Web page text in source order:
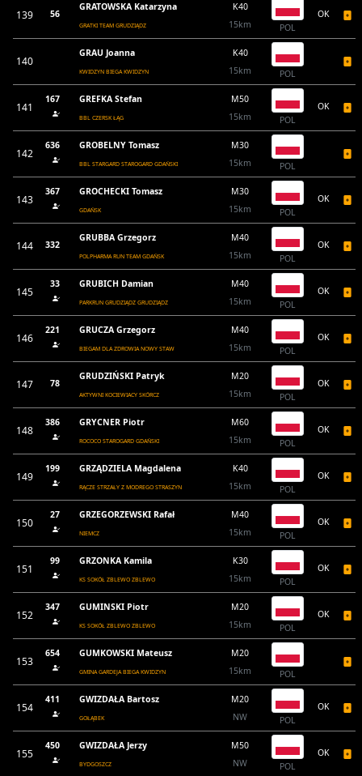
139 56
GRATOWSKA Katarzyna
GRATKI TEAM GRUDZIĄDZ
K40
15km
POL
OK
140
GRAU Joanna
KWIDZYN BIEGA KWIDZYN
K40
15km
POL
141
167 GREFKA Stefan
BBL CZERSK ŁĄG
M50
15km
POL
OK
142
636 GROBELNY Tomasz
BBL STARGARD STAROGARD GDAŃSKI
M30
15km
POL
143
367 GROCHECKI Tomasz
GDAŃSK
M30
15km
POL
OK
144 332
GRUBBA Grzegorz
POLPHARMA RUN TEAM GDAŃSK
M40
15km
POL
OK
145
33 GRUBICH Damian
PARKRUN GRUDZIĄDZ GRUDZIĄDZ
M40
15km
POL
OK
146
221 GRUCZA Grzegorz
BIEGAM DLA ZDROWIA NOWY STAW
M40
15km
POL
OK
147 78
GRUDZIŃSKI Patryk
AKTYWNI KOCIEWIACY SKÓRCZ
M20
15km
POL
OK
148
386 GRYCNER Piotr
ROCOCO STAROGARD GDAŃSKI
M60
15km
POL
OK
149
199 GRZĄDZIELA Magdalena
RĄCZE STRZAŁY Z MODREGO STRASZYN
K40
15km
POL
OK
150
27 GRZEGORZEWSKI Rafał
NIEMCZ
M40
15km
POL
OK
151
99 GRZONKA Kamila
KS SOKÓŁ ZBLEWO ZBLEWO
K30
15km
POL
OK
152
347 GUMINSKI Piotr
KS SOKÓŁ ZBLEWO ZBLEWO
M20
15km
POL
OK
153
654 GUMKOWSKI Mateusz
GMINA GARDEJA BIEGA KWIDZYN
M20
15km
POL
154
411 GWIZDAŁA Bartosz
GOŁĄBEK
M20
NW
POL
OK
155
450 GWIZDAŁA Jerzy
BYDGOSZCZ
M50
NW
POL
OK